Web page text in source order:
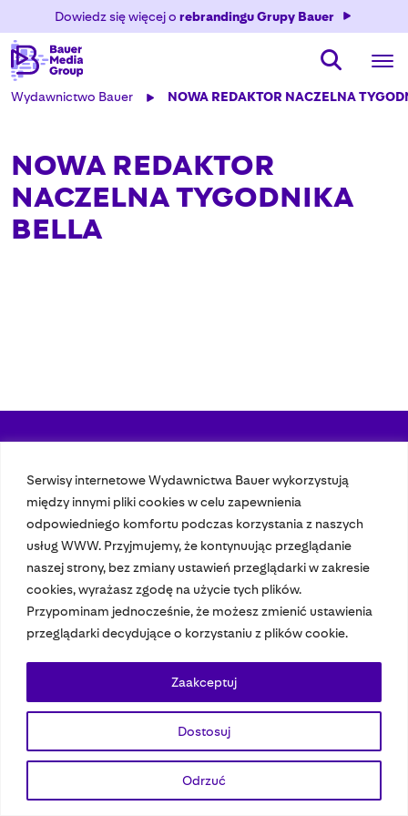
Serwisy internetowe Wydawnictwa Bauer wykorzystują
między innymi pliki cookies w celu zapewnienia
odpowiedniego komfortu podczas korzystania z naszych
usług WWW. Przyjmujemy, że kontynuując przeglądanie
naszej strony, bez zmiany ustawień przeglądarki w zakresie
cookies, wyrażasz zgodę na użycie tych plików.
Przypominam jednocześnie, że możesz zmienić ustawienia
przeglądarki decydujące o korzystaniu z plików cookie.
Dostosuj
Odrzuć
Zaakceptuj
Dowiedz się więcej o rebrandingu Grupy Bauer
Wydawnictwo Bauer NOWA REDAKTOR NACZELNA
NOWA REDAKTOR
NACZELNA TYGODNIKA
BELLA
Nasze czasopisma
Nasze strony
© 2023 Bauer Media Group, All Rights Reserved.
Polityka prywatnościDane osoboweWydawca EMFASpeak Up